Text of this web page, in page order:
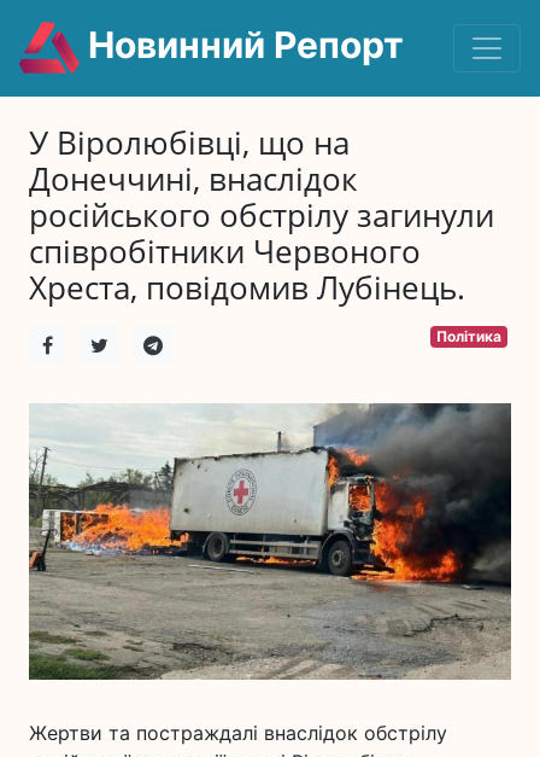
Новинний Репорт
У Віролюбівці, що на
Донеччині, внаслідок
російського обстрілу загинули
співробітники Червоного
Хреста, повідомив Лубінець.
Політика
Жертви та постраждалі внаслідок обстрілу